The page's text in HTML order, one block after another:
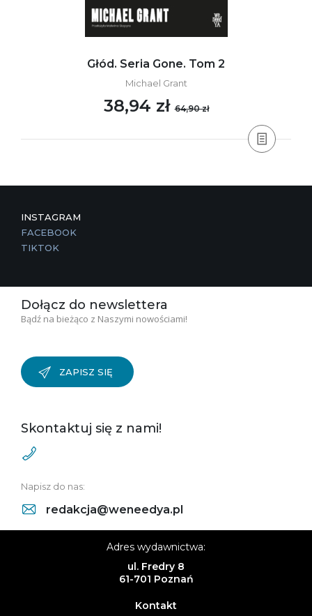
Głód. Seria Gone. Tom 2
Michael Grant
38,94 zł64,90 zł
INSTAGRAM
FACEBOOK
TIKTOK
Dołącz do newslettera
Bądź na bieżąco z Naszymi nowościami!
ZAPISZ SIĘ
Skontaktuj się z nami!
Napisz do nas:
redakcja@weneedya.pl
Adres wydawnictwa:
ul. Fredry 8
61-701 Poznań
Kontakt